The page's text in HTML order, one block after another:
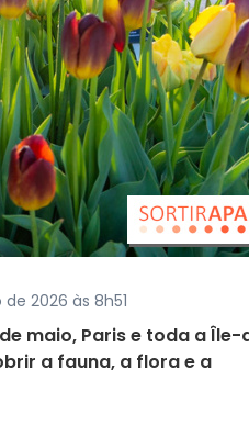
2026 às 8h51
maio, Paris e toda a Île-
a fauna, a flora e a